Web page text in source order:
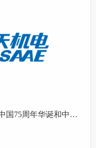
诞和中国航天创建68周年